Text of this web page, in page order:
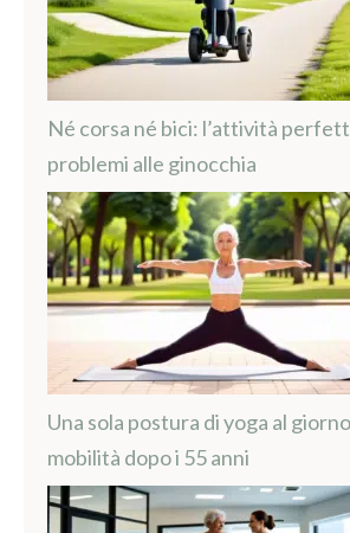
Né corsa né bici: l’attività
problemi alle ginocchia
Una sola postura di yoga al
mobilità dopo i 55 anni